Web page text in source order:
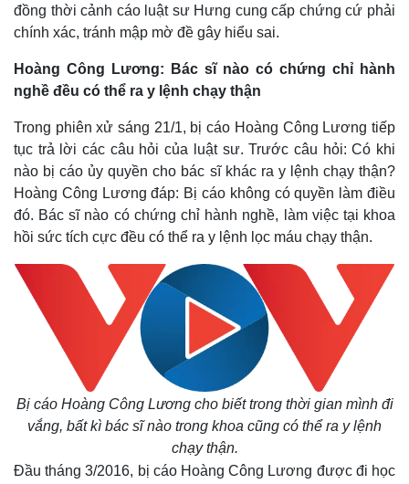
Thế giới
Quan sát
Hồ sơ
Multimedia
Video
E-Magazine
Infographic
đồng thời cảnh cáo luật sư Hưng cung cấp chứng cứ phải
chính xác, tránh mập mờ đề gây hiểu sai.
Hoàng Công Lương: Bác sĩ nào có chứng chỉ hành
nghề đều có thể ra y lệnh chạy thận
Trong phiên xử sáng 21/1, bị cáo Hoàng Công Lương tiếp
tục trả lời các câu hỏi của luật sư. Trước câu hỏi: Có khi
nào bị cáo ủy quyền cho bác sĩ khác ra y lệnh chạy thận?
Hoàng Công Lương đáp: Bị cáo không có quyền làm điều
đó. Bác sĩ nào có chứng chỉ hành nghề, làm việc tại khoa
hồi sức tích cực đều có thể ra y lệnh lọc máu chạy thận.
Bị cáo Hoàng Công Lương cho biết trong thời gian mình đi
vắng, bất kì bác sĩ nào trong khoa cũng có thể ra y lệnh
chạy thận.
Đầu tháng 3/2016, bị cáo Hoàng Công Lương được đi học